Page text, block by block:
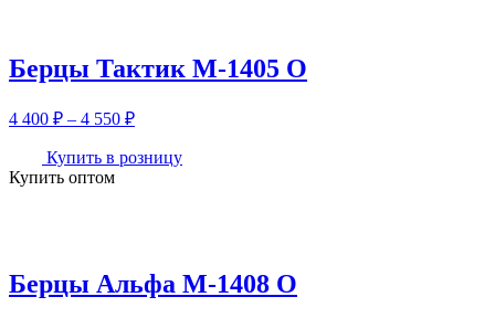
Берцы Тактик М-1405 О
4 400 ₽ – 4 550 ₽Диапазон
4
Купить в розницу
Купить оптом
Берцы Альфа М-1408 О